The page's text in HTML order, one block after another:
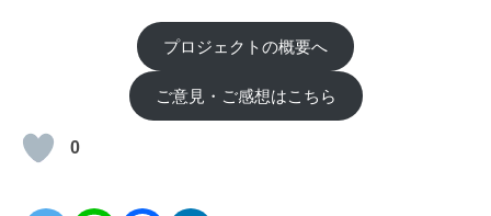
プロジェクトの概要へ
ご意見・ご感想はこちら
0